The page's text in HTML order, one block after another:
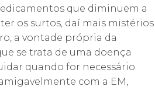
que diminuem a
os surtos, daí mais mistérios
a vontade própria da
se trata de uma doença
quando for necessário.
com a EM,